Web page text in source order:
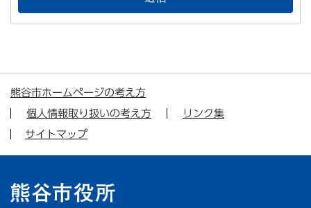
熊谷市ホームページの考え方
個人情報取り扱いの考え方
リンク集
サイトマップ